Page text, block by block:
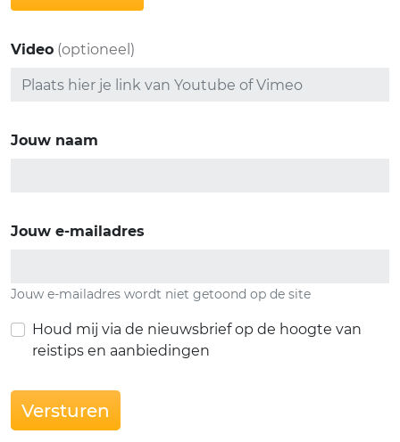
Video (optioneel)
Jouw naam
Jouw e-mailadres
Jouw e-mailadres wordt niet getoond op de site
Houd mij via de nieuwsbrief op de hoogte van
reistips en aanbiedingen
Versturen